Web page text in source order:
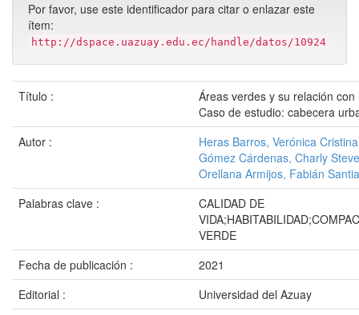
Por favor, use este identificador para citar o enlazar este
ítem:
http://dspace.uazuay.edu.ec/handle/datos/10924
Título :
Áreas verdes y su relación
Caso de estudio: cabecera
Autor :
Heras Barros, Verónica Cristina
Gómez Cárdenas, Charly
Orellana Armijos, Fabián
Palabras clave :
CALIDAD DE
VERDE
Fecha de publicación :
2021
Editorial :
Universidad del Azuay